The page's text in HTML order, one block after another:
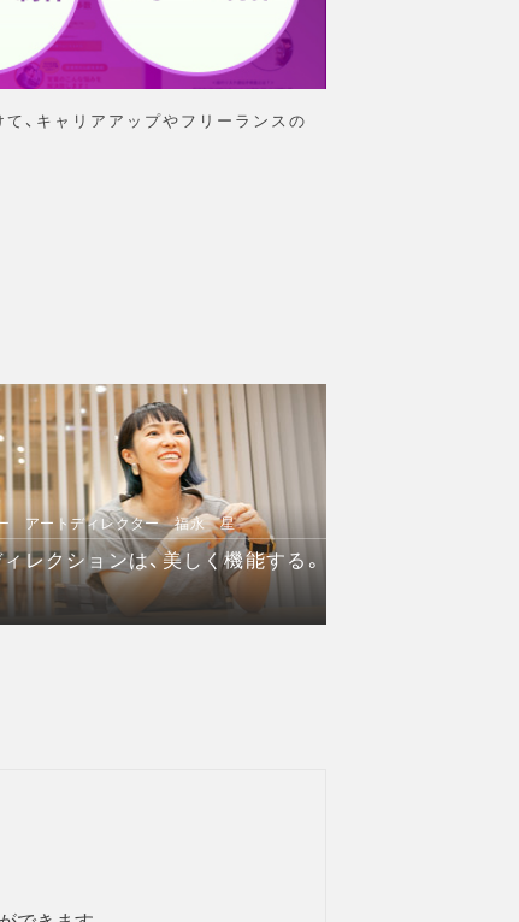
、キャリアアップやフリーランスの
アートディレクター 福永 星
レクションは、美しく機能する。